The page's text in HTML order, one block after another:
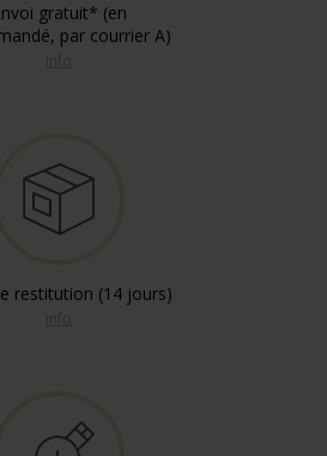
gratuit* (en
par courrier A)
restitution (14 jours)